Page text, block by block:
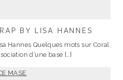
BY LISA HANNES
Hannes Quelques mots sur Coral
d’une base […]